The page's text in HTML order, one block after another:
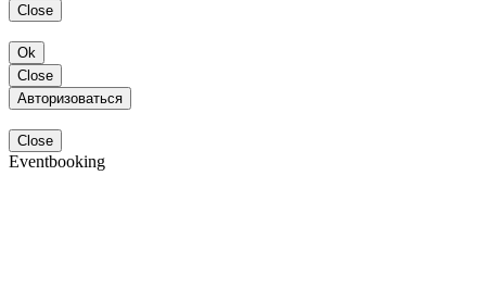
Close
Ok
Close
Авторизоваться
Close
Eventbooking